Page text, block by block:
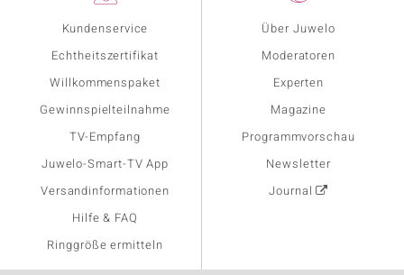
Kundenservice
Echtheitszertifikat
Willkommenspaket
Gewinnspielteilnahme
TV-Empfang
Juwelo-Smart-TV App
Versandinformationen
Hilfe & FAQ
Ringgröße ermitteln
Über Juwelo
Moderatoren
Experten
Magazine
Programmvorschau
Newsletter
Journal